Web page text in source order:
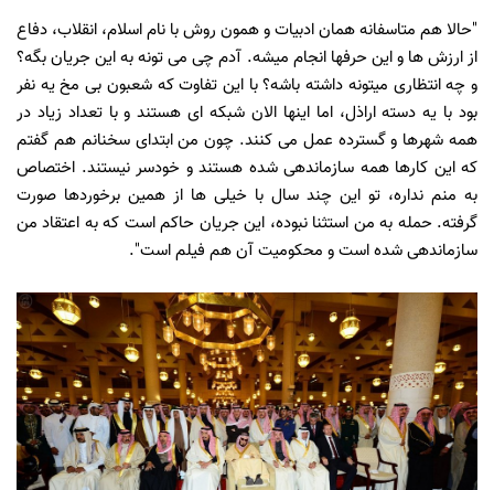
"حالا هم متاسفانه همان ادبیات و همون روش با نام اسلام، انقلاب، دفاع
از ارزش ها و این حرفها انجام میشه. آدم چی می تونه به این جریان بگه؟
و چه انتظاری میتونه داشته باشه؟ با این تفاوت که شعبون بی مخ یه نفر
بود با یه دسته اراذل، اما اینها الان شبکه ای هستند و با تعداد زیاد در
همه شهرها و گسترده عمل می کنند. چون من ابتدای سخنانم هم گفتم
که این کارها همه سازماندهی شده هستند و خودسر نیستند. اختصاص
به منم نداره، تو این چند سال با خیلی ها از همین برخوردها صورت
گرفته. حمله به من استثنا نبوده، این جریان حاکم است که به اعتقاد من
سازماندهی شده است و محکومیت آن هم فیلم است".